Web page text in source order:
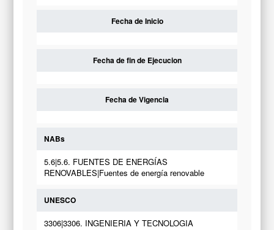
Fecha de Inicio
Fecha de fin de Ejecucion
Fecha de Vigencia
NABs
5.6|5.6. FUENTES DE ENERGÍAS
RENOVABLES|Fuentes de energía renovable
UNESCO
3306|3306. INGENIERIA Y TECNOLOGIA